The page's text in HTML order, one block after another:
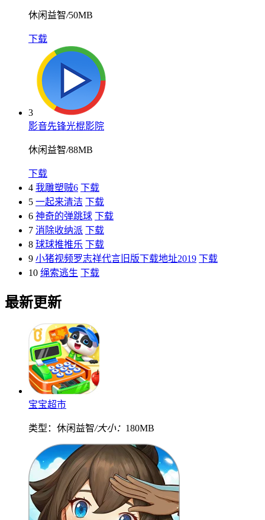
休闲益智/50MB
下载
3
影音先锋光棍影院
休闲益智/88MB
下载
4 我雕塑贼6 下载
5 一起来清洁 下载
6 神奇的弹跳球 下载
7 消除收纳派 下载
8 球球推推乐 下载
9 小猪视频罗志祥代言旧版下载地址2019 下载
10 绳索逃生 下载
最新更新
宝宝超市
类型：休闲益智/大小： 180MB